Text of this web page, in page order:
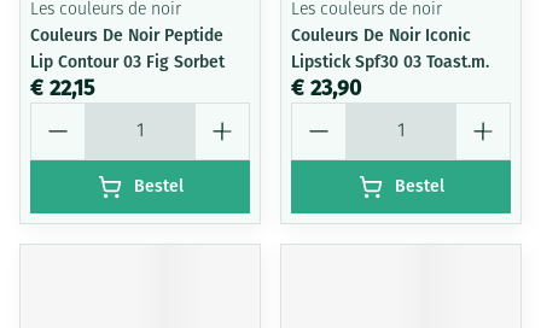
Les couleurs de noir
Couleurs De Noir Peptide
Lip Contour 03 Fig Sorbet
€ 22,15
Bestel
Les couleurs de noir
Couleurs De Noir Iconic
Lipstick Spf30 03 Toast.m.
€ 23,90
Bestel